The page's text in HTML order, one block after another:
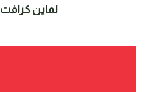
لماين كرافت